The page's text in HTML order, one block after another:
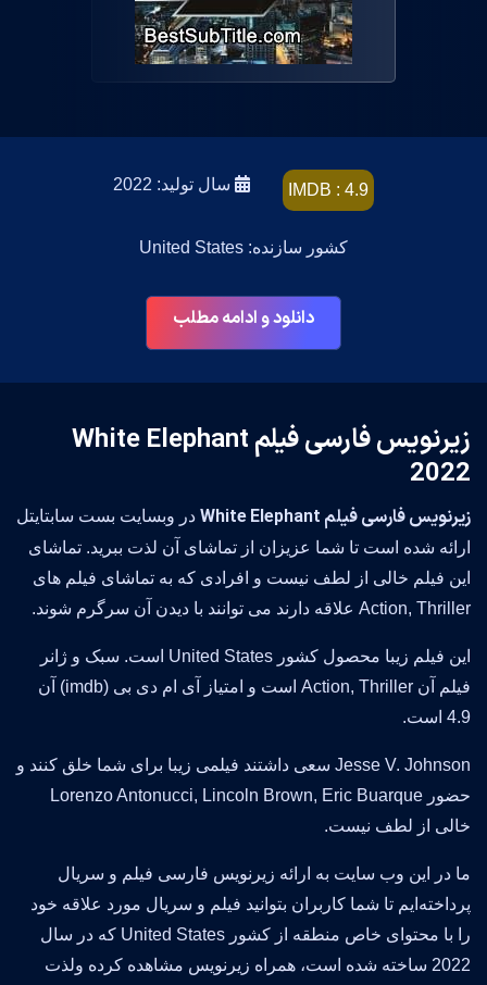
IMDB : 4.9 سال تولید: 2022
کشور سازنده: United States
دانلود و ادامه مطلب
زیرنویس فارسی فیلم White Elephant
2022
زیرنویس فارسی فیلم White Elephant
در وبسایت بست سابتایتل
ارائه شده است تا شما عزیزان از تماشای آن لذت ببرید. تماشای
این فیلم خالی از لطف نیست و افرادی که به تماشای فیلم های
Action, Thriller علاقه دارند می توانند با دیدن آن سرگرم شوند.
این فیلم زیبا محصول کشور United States است. سبک و ژانر
فیلم آن Action, Thriller است و امتیاز آی ام دی بی (imdb) آن
4.9 است.
Jesse V. Johnson سعی داشتند فیلمی زیبا برای شما خلق کنند و
حضور Lorenzo Antonucci, Lincoln Brown, Eric Buarque
خالی از لطف نیست.
ما در این وب سایت به ارائه زیرنویس فارسی فیلم و سریال
پرداخته‌ایم تا شما کاربران بتوانید فیلم و سریال مورد علاقه خود
را با محتوای خاص منطقه از کشور United States که در سال
2022 ساخته شده است، همراه زیرنویس مشاهده کرده ولذت